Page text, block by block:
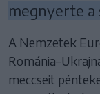
megnyerte a
A Nemzetek
meccseit